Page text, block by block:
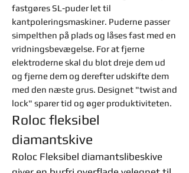
fastgøres SL-puder let til
kantpoleringsmaskiner. Puderne passer
simpelthen på plads og låses fast med en
vridningsbevægelse. For at fjerne
elektroderne skal du blot dreje dem ud
og fjerne dem og derefter udskifte dem
med den næste grus. Designet "twist and
lock" sparer tid og øger produktiviteten.
Roloc fleksibel
diamantskive
Roloc Fleksibel diamantslibeskive